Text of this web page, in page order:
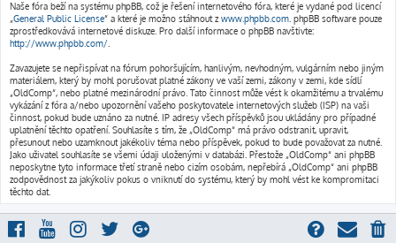
Naše fóra beží na systému phpBB, což je řešení internetového fóra, které je vydané pod licencí
„General Public License“ a které je možno stáhnout z www.phpbb.com . phpBB software pouze
zprostředkovává internetové diskuze. Pro další informace o phpBB navštivte:
http://www.phpbb.com/
Zavazujete se nepřispívat na fórum pohoršujícím, hanlivým, nevhodným, vulgárním nebo jiným
materiálem, který by mohl porušovat platné zákony ve vaší zemi, zákony v zemi, kde sídlí
„OldComp“, nebo platné mezinárodní právo. Tato činnost může vést k okamžitému a trvalému
vykázání z fóra a/nebo upozornění vašeho poskytovatele internetových služeb (ISP) na vaši
činnost, pokud bude uznáno za nutné. IP adresy všech příspěvků jsou ukládány pro případné
uplatnění těchto opatření. Souhlasíte s tím, že „OldComp“ má právo odstranit, upravit,
přesunout nebo uzamknout jakékoliv téma nebo příspěvek, pokud to bude považovat za nutné.
Jako uživatel souhlasíte se všemi údaji uloženými v databázi. Přestože „OldComp“ ani phpBB
neposkytne tyto informace třetí straně nebo cizím osobám, nepřebírá „OldComp“ ani phpBB
zodpovědnost za jakýkoliv pokus o vniknutí do systému, který by mohl vést ke kompromitaci
těchto dat.